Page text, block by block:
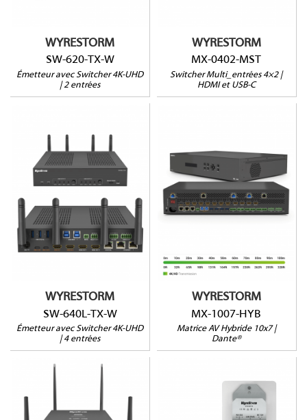
WYRESTORM
SW-620-TX-W
Émetteur avec Switcher 4K-UHD
| 2 entrées
WYRESTORM
MX-0402-MST
Switcher Multi_entrées 4×2 |
HDMI et USB-C
WYRESTORM
SW-640L-TX-W
Émetteur avec Switcher 4K-UHD
| 4 entrées
SW-640L-TX-W
4K : 15m
180p : 70m
4 entrées (HDMI et USB-
C)
WYRESTORM
MX-1007-HYB
Matrice AV Hybride 10x7 |
Dante®
MX-1007-HYB
SW-220-TX-W SYN-KEY10